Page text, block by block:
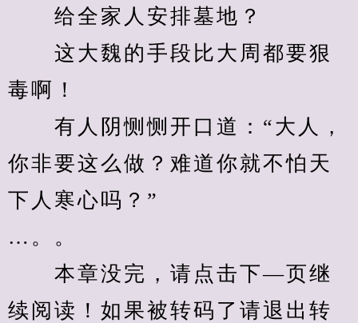
给全家人安排墓地？
这大魏的手段比大周都要狠
毒啊！
有人阴恻恻开口道：“大人，
你非要这么做？难道你就不怕天
下人寒心吗？”
…。。
本章没完，请点击下—页继
续阅读！如果被转码了请退出转